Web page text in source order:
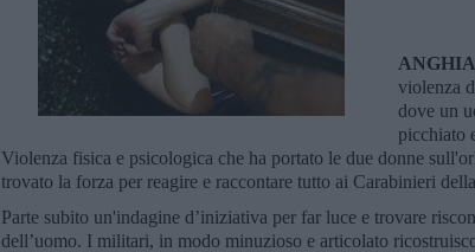
violenza
dove un
picchiato
Violenza fisica e psicologica che ha portato le due donne
trovato la forza per reagire e raccontare tutto ai Carabinieri
Parte subito un'indagine d’iniziativa per far luce e trovare
dell’uomo. I militari, in modo minuzioso e articolato